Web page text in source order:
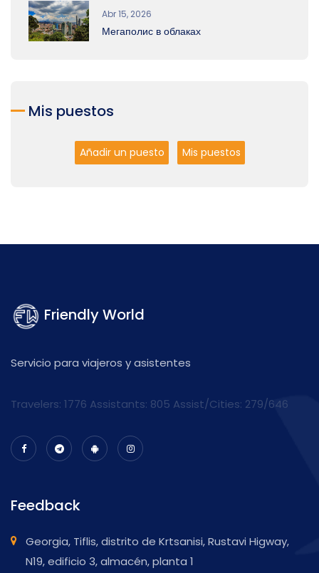
Abr 15, 2026
Мегаполис в облаках
Mis puestos
Añadir un puesto Mis puestos
Friendly World
Servicio para viajeros y asistentes
Travelers: 1776 Assistants: 805 Assist/Cities: 279/646
Feedback
Georgia, Tiflis, distrito de Krtsanisi, Rustavi Higway,
N19, edificio 3, almacén, planta 1